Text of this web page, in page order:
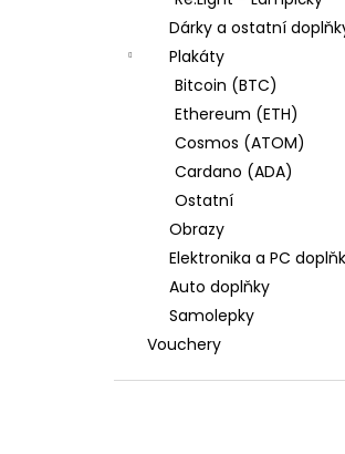
Dárky a ostatní
Plakáty
Bitcoin (BTC)
Ethereum (ETH)
Cosmos (ATOM)
Cardano (ADA)
Ostatní
Obrazy
Elektronika a PC
Auto doplňky
Samolepky
Vouchery